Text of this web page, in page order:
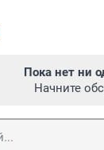
Пока нет ни
Начните